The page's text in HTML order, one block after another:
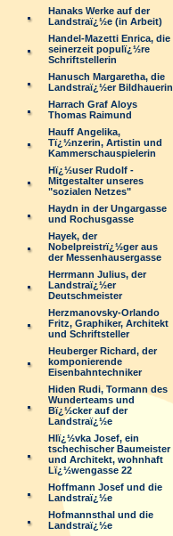
Hanaks Werke auf der
Landstraï¿½e (in Arbeit)
Handel-Mazetti Enrica, die
seinerzeit populï¿½re
Schriftstellerin
Hanusch Margaretha, die
Landstraï¿½er Bildhauerin
Harrach Graf Aloys
Thomas Raimund
Hauff Angelika,
Tï¿½nzerin, Artistin und
Kammerschauspielerin
Hï¿½user Rudolf -
Mitgestalter unseres
"sozialen Netzes"
Haydn in der Ungargasse
und Rochusgasse
Hayek, der
Nobelpreistrï¿½ger aus
der Messenhausergasse
Herrmann Julius, der
Landstraï¿½er
Deutschmeister
Herzmanovsky-Orlando
Fritz, Graphiker, Architekt
und Schriftsteller
Heuberger Richard, der
komponierende
Eisenbahntechniker
Hiden Rudi, Tormann des
Wunderteams und
Bï¿½cker auf der
Landstraï¿½e
Hlï¿½vka Josef, ein
tschechischer Baumeister
und Architekt, wohnhaft
Lï¿½wengasse 22
Hoffmann Josef und die
Landstraï¿½e
Hofmannsthal und die
Landstraï¿½e